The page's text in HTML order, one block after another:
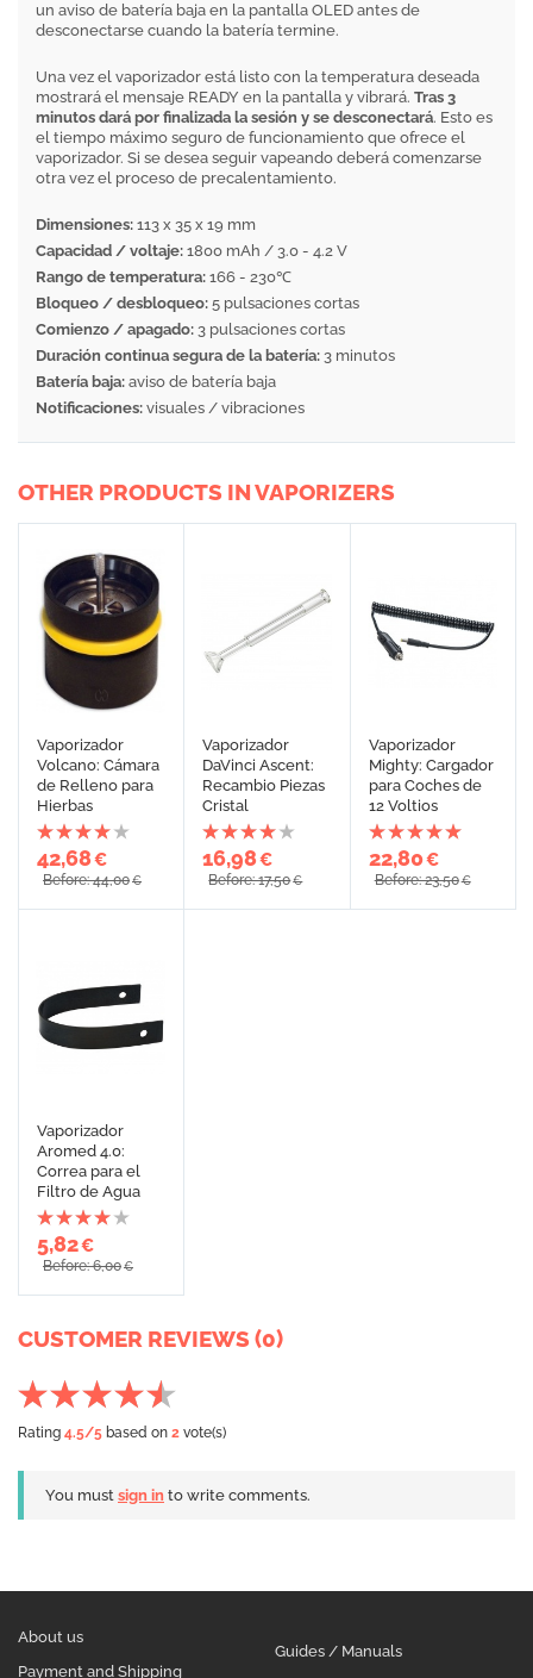
un aviso de batería baja en la pantalla OLED antes de
desconectarse cuando la batería termine.
Una vez el vaporizador está listo con la temperatura deseada
mostrará el mensaje READY en la pantalla y vibrará. Tras 3
minutos dará por finalizada la sesión y se desconectará. Esto es
el tiempo máximo seguro de funcionamiento que ofrece el
vaporizador. Si se desea seguir vapeando deberá comenzarse
otra vez el proceso de precalentamiento.
Dimensiones: 113 x 35 x 19 mm
Capacidad / voltaje: 1800 mAh / 3.0 - 4.2 V
Rango de temperatura: 166 - 230℃
Bloqueo / desbloqueo: 5 pulsaciones cortas
Comienzo / apagado: 3 pulsaciones cortas
Duración continua segura de la batería: 3 minutos
Batería baja: aviso de batería baja
Notificaciones: visuales / vibraciones
OTHER PRODUCTS IN VAPORIZERS
Vaporizador
Volcano: Cámara
de Relleno para
Hierbas
42,68€
Before: 44,00€
Vaporizador
DaVinci Ascent:
Recambio Piezas
Cristal
16,98€
Before: 17,50€
Vaporizador
Mighty: Cargador
para Coches de
12 Voltios
22,80€
Before: 23,50€
Vaporizador
Aromed 4.0:
Correa para el
Filtro de Agua
5,82€
Before: 6,00€
CUSTOMER REVIEWS (0)
Rating 4.5/5 based on 2 vote(s)
You must sign in to write comments.
About us
Payment and Shipping
Guides / Manuals